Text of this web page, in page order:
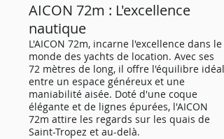
AICON 72m : L'excellence
nautique
L'AICON 72m, incarne l'excellence dans le
monde des yachts de location. Avec ses
72 mètres de long, il offre l'équilibre idéal
entre un espace généreux et une
maniabilité aisée. Doté d'une coque
élégante et de lignes épurées, l'AICON
72m attire les regards sur les quais de
Saint-Tropez et au-delà.